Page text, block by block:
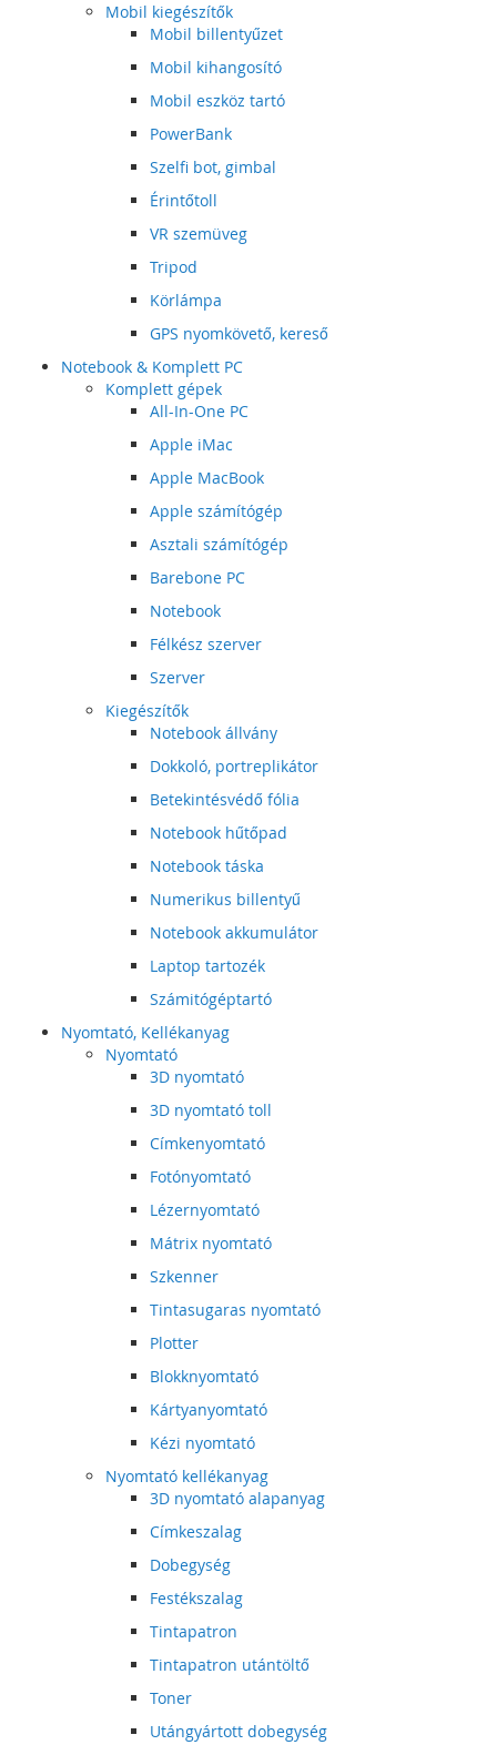
Mobil kiegészítők
Mobil billentyűzet
Mobil kihangosító
Mobil eszköz tartó
PowerBank
Szelfi bot, gimbal
Érintőtoll
VR szemüveg
Tripod
Körlámpa
GPS nyomkövető, kereső
Notebook & Komplett PC
Komplett gépek
All-In-One PC
Apple iMac
Apple MacBook
Apple számítógép
Asztali számítógép
Barebone PC
Notebook
Félkész szerver
Szerver
Kiegészítők
Notebook állvány
Dokkoló, portreplikátor
Betekintésvédő fólia
Notebook hűtőpad
Notebook táska
Numerikus billentyű
Notebook akkumulátor
Laptop tartozék
Számitógéptartó
Nyomtató, Kellékanyag
Nyomtató
3D nyomtató
3D nyomtató toll
Címkenyomtató
Fotónyomtató
Lézernyomtató
Mátrix nyomtató
Szkenner
Tintasugaras nyomtató
Plotter
Blokknyomtató
Kártyanyomtató
Kézi nyomtató
Nyomtató kellékanyag
3D nyomtató alapanyag
Címkeszalag
Dobegység
Festékszalag
Tintapatron
Tintapatron utántöltő
Toner
Utángyártott dobegység